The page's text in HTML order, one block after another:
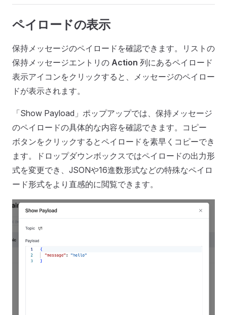
ペイロードの表示
保持メッセージのペイロードを確認できます。リストの
保持メッセージエントリの Action 列にあるペイロード
表示アイコンをクリックすると、メッセージのペイロー
ドが表示されます。
「Show Payload」ポップアップでは、保持メッセージ
のペイロードの具体的な内容を確認できます。コピー
ボタンをクリックするとペイロードを素早くコピーでき
ます。ドロップダウンボックスではペイロードの出力形
式を変更でき、JSONや16進数形式などの特殊なペイロ
ード形式をより直感的に閲覧できます。